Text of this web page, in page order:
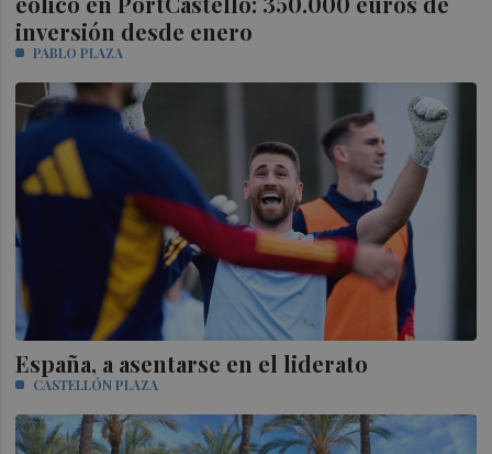
inversión desde enero
PABLO PLAZA
España, a asentarse en el liderato
CASTELLÓN PLAZA